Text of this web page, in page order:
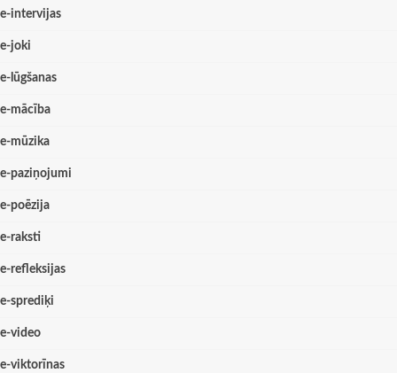
e-intervijas
e-joki
e-lūgšanas
e-mācība
e-mūzika
e-paziņojumi
e-poēzija
e-raksti
e-refleksijas
e-sprediķi
e-video
e-viktorīnas